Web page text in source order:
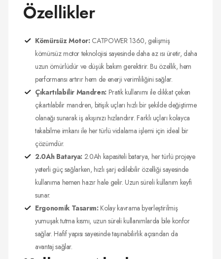
Özellikler
Kömürsüz Motor: CATPOWER 1360, gelişmiş
kömürsüz motor teknolojisi sayesinde daha az ısı üretir, daha
uzun ömürlüdür ve düşük bakım gerektirir. Bu özellik, hem
performansı artırır hem de enerji verimliliğini sağlar.
Çıkartılabilir Mandren: Pratik kullanımı ile dikkat çeken
çıkartılabilir mandren, bitişik uçları hızlı bir şekilde değiştirme
olanağı sunarak iş akışınızı hızlandırır. Farklı uçları kolayca
takabilme imkanı ile her türlü vidalama işlemi için ideal bir
çözümdür.
2.0Ah Batarya: 2.0Ah kapasiteli batarya, her türlü projeye
yeterli güç sağlarken, hızlı şarj edilebilir özelliği sayesinde
kullanıma hemen hazır hale gelir. Uzun süreli kullanım keyfi
sunar.
Ergonomik Tasarım: Kolay kavrama byerleştirilmiş
yumuşak tutma kısmı, uzun süreli kullanımlarda bile konfor
sağlar. Hafif yapısı sayesinde taşınabilirlik açısından da
avantaj sağlar.